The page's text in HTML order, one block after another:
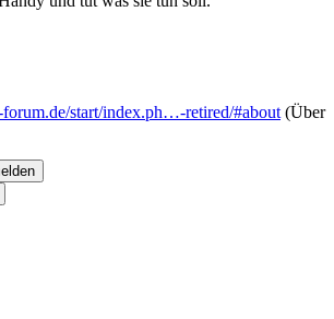
forum.de/start/index.ph…-retired/#about (Über